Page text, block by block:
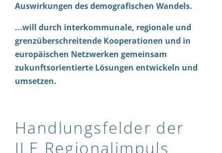
Auswirkungen des demografischen Wandels.
...will durch interkommunale, regionale und
grenzüberschreitende Kooperationen und in
europäischen Netzwerken gemeinsam
zukunftsorientierte Lösungen entwickeln und
umsetzen.
Handlungsfelder der
ILE Regional­­impuls